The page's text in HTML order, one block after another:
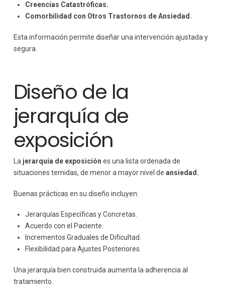
Creencias Catastróficas.
Comorbilidad con Otros Trastornos de Ansiedad.
Esta información permite diseñar una intervención ajustada y
segura.
Diseño de la
jerarquía de
exposición
La jerarquía de exposición es una lista ordenada de
situaciones temidas, de menor a mayor nivel de ansiedad.
Buenas prácticas en su diseño incluyen:
Jerarquías Específicas y Concretas.
Acuerdo con el Paciente.
Incrementos Graduales de Dificultad.
Flexibilidad para Ajustes Posteriores.
Una jerarquía bien construida aumenta la adherencia al
tratamiento.